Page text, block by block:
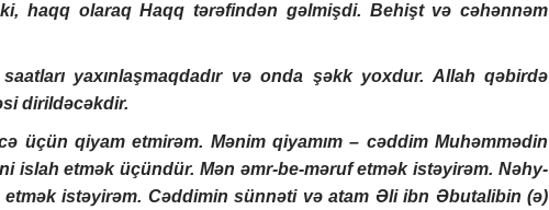
haqq olaraq Haqq tərəfindən gəlmişdi. Behişt və cəhənnəm
yaxınlaşmaqdadır və onda şəkk yoxdur. Allah qəbirdə
dirildəcəkdir.
üçün qiyam etmirəm. Mənim qiyamım – cəddim Muhəmmədin
islah etmək üçündür. Mən əmr-be-məruf etmək istəyirəm. Nəhy-
etmək istəyirəm. Cəddimin sünnəti və atam Əli ibn Əbutalibin (ə)